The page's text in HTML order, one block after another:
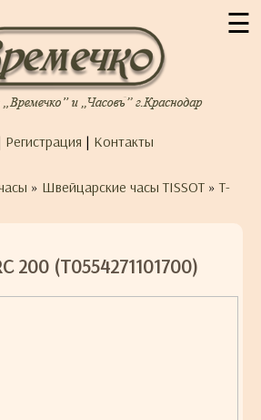
☰
Регистрация | Контакты
» Швейцарские часы TISSOT »T-
200 (T0554271101700)